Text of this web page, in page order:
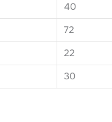
40
72
22
30